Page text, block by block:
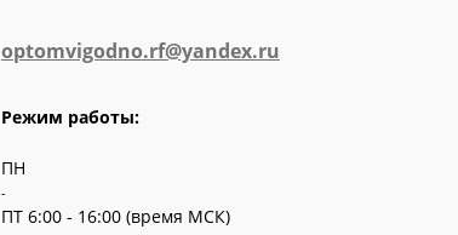
optomvigodno.rf@yandex.ru
Режим работы:
ПН
-
ПТ 6:00 - 16:00 (время МСК)